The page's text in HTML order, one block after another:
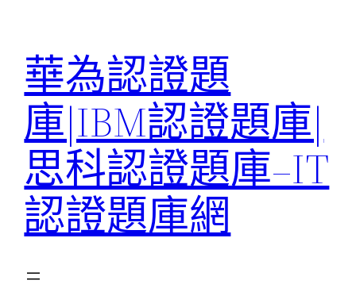
華為認證題
庫|IBM認證題庫|
思科認證題庫–IT
認證題庫網